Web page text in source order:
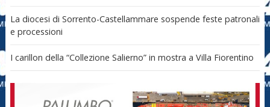
La diocesi di Sorrento-Castellammare sospende feste patronali
e processioni
I carillon della “Collezione Salierno” in mostra a Villa Fiorentino